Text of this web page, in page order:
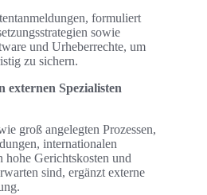
formuliert
sowie
und Urheberrechte, um
zu sichern.
externen Spezialisten
groß angelegten Prozessen,
internationalen
Gerichtskosten und
sind, ergänzt externe